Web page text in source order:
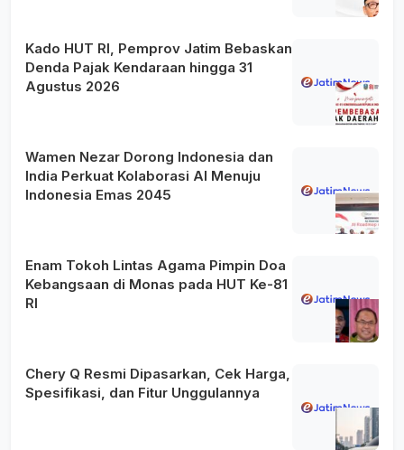
Kado HUT RI, Pemprov Jatim Bebaskan
Denda Pajak Kendaraan hingga 31
Agustus 2026
Wamen Nezar Dorong Indonesia dan
India Perkuat Kolaborasi AI Menuju
Indonesia Emas 2045
Enam Tokoh Lintas Agama Pimpin Doa
Kebangsaan di Monas pada HUT Ke-81
RI
Chery Q Resmi Dipasarkan, Cek Harga,
Spesifikasi, dan Fitur Unggulannya